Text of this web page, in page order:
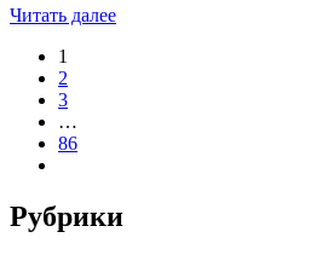
Читать далее
1
2
3
…
86
Рубрики